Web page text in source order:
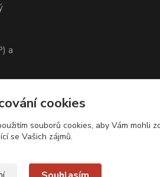
a
sběr cookies.
cookies
souborů cookies, aby Vám mohli
se Vašich zájmů.